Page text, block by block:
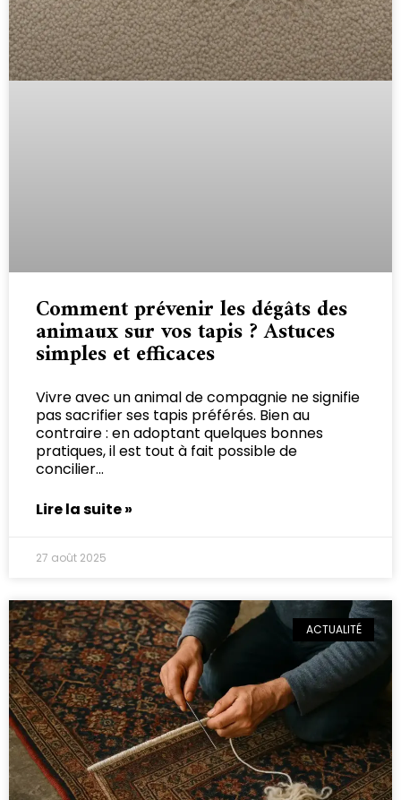
Comment prévenir les dégâts des
animaux sur vos tapis ? Astuces
simples et efficaces
Vivre avec un animal de compagnie ne signifie
pas sacrifier ses tapis préférés. Bien au
contraire : en adoptant quelques bonnes
pratiques, il est tout à fait possible de
concilier
Lire la suite »
27 août 2025
ACTUALITÉ